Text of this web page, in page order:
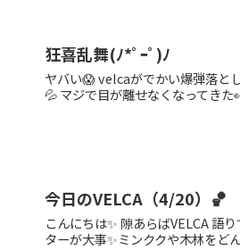
狂喜乱舞(ﾉ*ﾟｰﾟ)ﾉ
ヤバい😱 velcaがでかい爆弾落と
💦 マジで目が離せなくなってき
今日のVELCA（4/20）🏀
こんにちは✨ 隙あらばVELCA 語
ターが大事✨ミンククや木林をど